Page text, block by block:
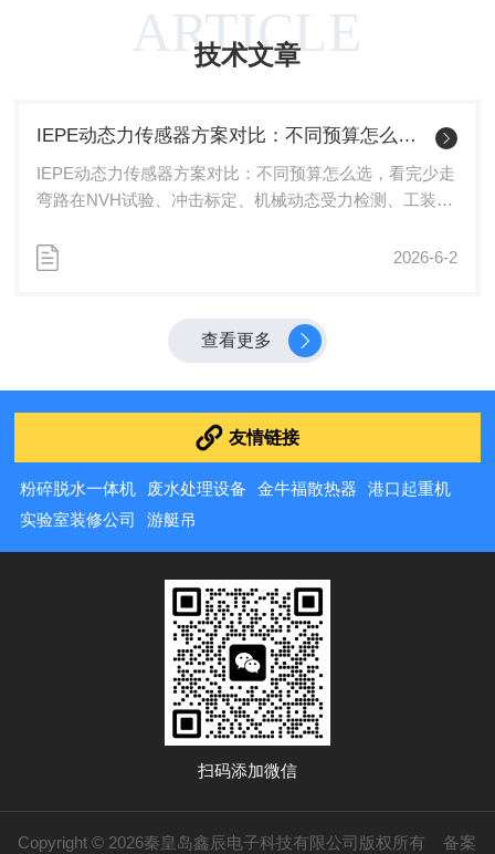
成：IEPE三轴加速度传感器采用恒流源供电，信
号与供电共用同轴电缆，无需额外布线。这种简
ARTICLE
技术文章
IEPE动态力传感器方案对比：不同预算怎么选，看完少走弯路
IEPE动态力传感器方案对比：不同预算怎么选，看完少走
弯路在NVH试验、冲击标定、机械动态受力检测、工装冲
二线恒流供电、布线简单、抗干扰优于普通电荷型传感器
多采购与测试工程师常会陷入两个误区：预算有限盲目低
价踩数据漂移的坑，或是非关键测试一味上进口造成成本
算拆解选型逻辑，结合...
2026-6-2
查看更多
友情链接
粉碎脱水一体机 废水处理设备 金牛福散热器
港口起重机
实验室装修公司
游艇吊
扫码添加微信
Copyright © 2026秦皇岛鑫辰电子科技有限公司版权所有 备案